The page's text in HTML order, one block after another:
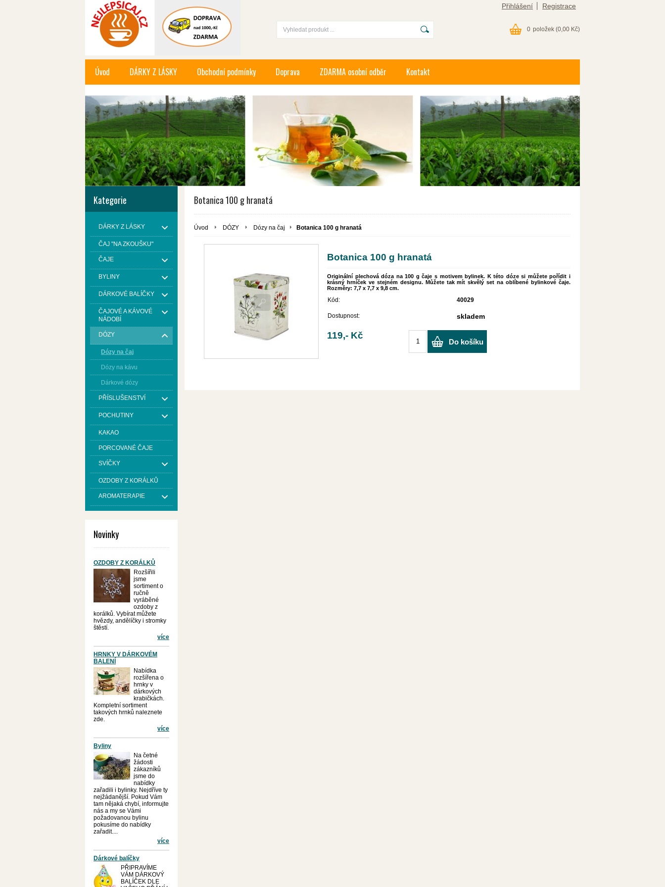
Přihlášení Registrace
0 položek (0,00 Kč)
Úvod DÁRKY Z LÁSKY Obchodní podmínky Doprava ZDARMA osobní odběr Kontakt
Kategorie
DÁRKY Z LÁSKY
ČAJ "NA ZKOUŠKU"
ČAJE
BYLINY
DÁRKOVÉ BALÍČKY
ČAJOVÉ A KÁVOVÉ
NÁDOBÍ
DÓZY
Dózy na čaj
Dózy na kávu
Dárkové dózy
PŘÍSLUŠENSTVÍ
POCHUTINY
KAKAO
PORCOVANÉ ČAJE
SVÍČKY
OZDOBY Z KORÁLKŮ
AROMATERAPIE
Novinky
OZDOBY Z KORÁLKŮ
Rozšířili
jsme
sortiment o
ručně
vyráběné
ozdoby z
korálků. Vybírat můžete
hvězdy, andělíčky i stromky
štěstí.
více
HRNKY V DÁRKOVÉM
BALENÍ
Nabídka
rozšířena o
hrnky v
dárkových
krabičkách.
Kompletní sortiment
takových hrnků naleznete
zde.
více
Byliny
Na četné
žádosti
zákazníků
jsme do
nabídky
zařadili i bylinky. Nejdříve ty
nejžádanější. Pokud Vám
tam nějaká chybí, informujte
nás a my se Vámi
požadovanou bylinu
pokusíme do nabídky
zařadit....
více
Dárkové balíčky
PŘIPRAVÍME
VÁM DÁRKOVÝ
BALÍČEK DLE
Botanica 100 g hranatá
Úvod DÓZY Dózy na čaj Botanica 100 g hranatá
Botanica 100 g hranatá
Originální plechová dóza na 100 g čaje s motivem bylinek. K této dóze si můžete pořídit i
krásný hrníček ve stejném designu. Můžete tak mít skvělý set na oblíbené bylinkové čaje.
Rozměry: 7,7 x 7,7 x 9,8 cm.
Kód: 40029
Dostupnost: skladem
119,- Kč
Do košíku